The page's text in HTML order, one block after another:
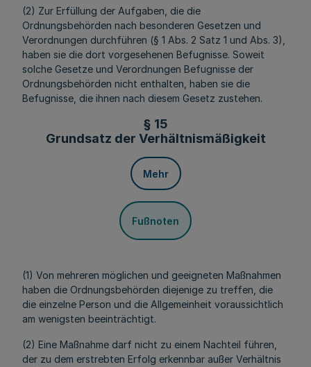
(2) Zur Erfüllung der Aufgaben, die die
Ordnungsbehörden nach besonderen Gesetzen und
Verordnungen durchführen (§ 1 Abs. 2 Satz 1 und Abs. 3),
haben sie die dort vorgesehenen Befugnisse. Soweit
solche Gesetze und Verordnungen Befugnisse der
Ordnungsbehörden nicht enthalten, haben sie die
Befugnisse, die ihnen nach diesem Gesetz zustehen.
§ 15
Grundsatz der Verhältnismäßigkeit
Mehr
Fußnoten
(1) Von mehreren möglichen und geeigneten Maßnahmen
haben die Ordnungsbehörden diejenige zu treffen, die
die einzelne Person und die Allgemeinheit voraussichtlich
am wenigsten beeinträchtigt.
(2) Eine Maßnahme darf nicht zu einem Nachteil führen,
der zu dem erstrebten Erfolg erkennbar außer Verhältnis